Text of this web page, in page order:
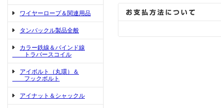
ワイヤーロープ＆関連用品
タンバックル製品全般
カラー鉄線＆バインド線
トラバースコイル
アイボルト（丸環）＆
フックボルト
アイナット＆シャックル